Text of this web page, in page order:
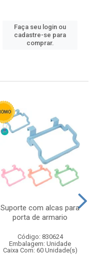
Faça seu login ou
cadastre-se para
comprar.
Suporte com alcas para
porta de armario
Código: 830624
Embalagem: Unidade
Caixa Com: 60 Unidade(s)